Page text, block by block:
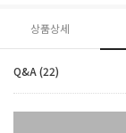
상품상세
Q&A (22)